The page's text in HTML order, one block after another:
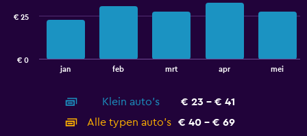
jan feb mrt apr mei
€ 0
€ 25
End
Klein auto's
€ 23 - € 41
Alle typen auto's
€ 40 - € 69